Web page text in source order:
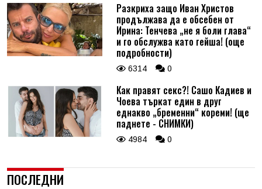
Разкриха защо Иван Христов
продължава да е обсебен от
Ирина: Тенчева „не я боли глава“
и го обслужва като гейша! (още
подробности)
6314 0
Как правят секс?! Сашо Кадиев и
Чоева търкат един в друг
еднакво „бременни“ кореми! (ще
паднете - СНИМКИ)
4984 0
ПОСЛЕДНИ